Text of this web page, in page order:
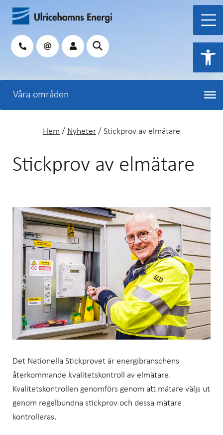
Hoppa
innehåll
Sök
Hem / Nyheter / Stickprov av elmätare
Stickprov av elmätare
Det Nationella Stickprovet är energibranschens
återkommande kvalitetskontroll av elmätare.
Kvalitetskontrollen genomförs genom att mätare väljs ut
genom regelbundna stickprov och dessa mätare
kontrolleras.